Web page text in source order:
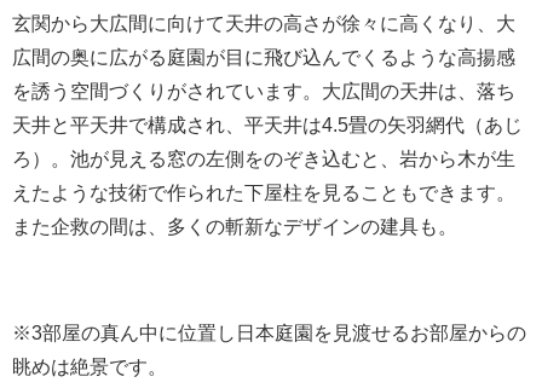
玄関から大広間に向けて天井の高さが徐々に高くなり、大
広間の奥に広がる庭園が目に飛び込んでくるような高揚感
を誘う空間づくりがされています。大広間の天井は、落ち
天井と平天井で構成され、平天井は4.5畳の矢羽網代（あじ
ろ）。池が見える窓の左側をのぞき込むと、岩から木が生
えたような技術で作られた下屋柱を見ることもできます。
また企救の間は、多くの斬新なデザインの建具も。
※3部屋の真ん中に位置し日本庭園を見渡せるお部屋からの
眺めは絶景です。